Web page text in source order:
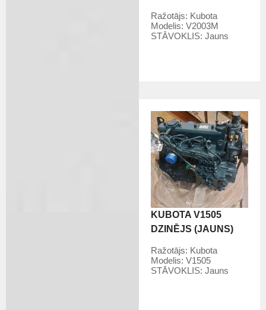
Ražotājs: Kubota
Modelis:V2003M
STĀVOKLIS:Jauns
KUBOTA V1505
DZINĒJS (JAUNS)
Ražotājs: Kubota
Modelis:V1505
STĀVOKLIS:Jauns